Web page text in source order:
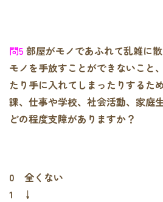
問5 部屋がモノであふれて乱雑に
モノを手放すことができないこと
たり手に入れてしまったりするた
課、仕事や学校、社会活動、家庭
どの程度支障がありますか？
0 全くない
1 ↓